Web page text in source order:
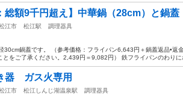
総額9千円超え】中華鍋（28cm）と鍋蓋
江市 松江駅
調理器具
30cm鍋蓋です。 （参考価格：フライパン6,643円＋鍋蓋返品•返
とをご了承ください。2,439円＝9,082円） 鉄フライパンのわりに
器 ガス火専用
江市 松江しんじ湖温泉駅
調理器具